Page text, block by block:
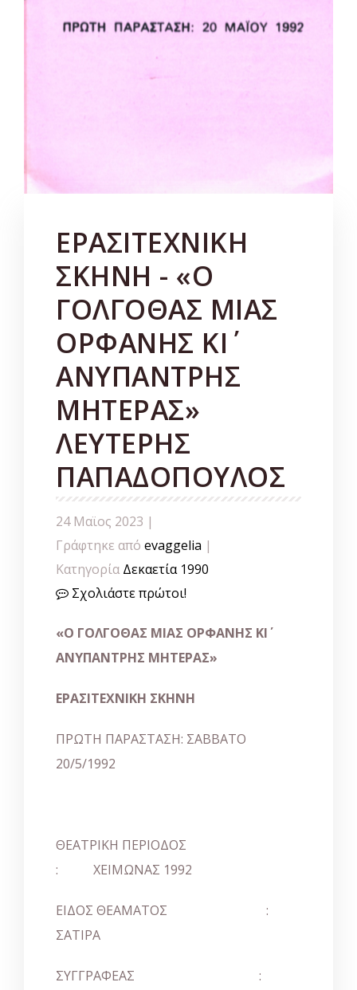
ΕΡΑΣΙΤΕΧΝΙΚΗ
ΣΚΗΝΗ - «Ο
ΓΟΛΓΟΘΑΣ ΜΙΑΣ
ΟΡΦΑΝΗΣ ΚΙ΄
ΑΝΥΠΑΝΤΡΗΣ
ΜΗΤΕΡΑΣ»
ΛΕΥΤΕΡΗΣ
ΠΑΠΑΔΟΠΟΥΛΟΣ
24 Μαϊος 2023 |
Γράφτηκε από evaggelia |
Κατηγορία Δεκαετία 1990
Σχολιάστε πρώτοι!
«Ο ΓΟΛΓΟΘΑΣ ΜΙΑΣ ΟΡΦΑΝΗΣ ΚΙ΄
ΑΝΥΠΑΝΤΡΗΣ ΜΗΤΕΡΑΣ»
ΕΡΑΣΙΤΕΧΝΙΚΗ ΣΚΗΝΗ
ΠΡΩΤΗ ΠΑΡΑΣΤΑΣΗ: ΣΑΒΒΑΤΟ
20/5/1992
ΘΕΑΤΡΙΚΗ ΠΕΡΙΟΔΟΣ
: ΧΕΙΜΩΝΑΣ 1992
ΕΙΔΟΣ ΘΕΑΜΑΤΟΣ :
ΣΑΤΙΡΑ
ΣΥΓΓΡΑΦΕΑΣ :